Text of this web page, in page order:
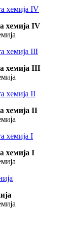
хемија IV
хемија III
хемија II
хемија I